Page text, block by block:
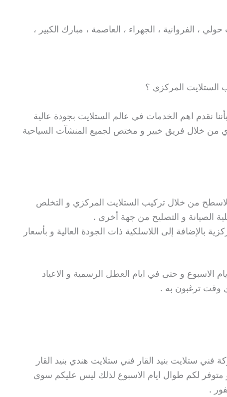
، الفروانية ، الجهراء ، العاصمة ، مبارك الكبير ،
المركزي ؟
نقدم اهم الخدمات في عالم الستلايت بجودة عالية
من خلال فريق خبير و مختص لجميع المنشآت السياحية
من خلال تركيب الستلايت المركزي و التخلص
الصيانة و التصليح من جهة أخرى .
بالإضافة إلى اللاسلكية ذات الجودة العالية و بأسعار
الاسبوع و حتى في ايام العطل الرسمية و الاعياد
وقت ترغبون به .
ستلايت بنيد القار فني ستلايت هندي بنيد القار
متوفر لكم طوال ايام الاسبوع لذلك ليس عليكم سوى
.